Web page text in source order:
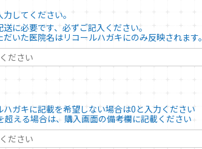
力してください。
に必要です、必ずご記入ください。
いた医院名はリコールハガキにのみ反映されます。
ガキに記載を希望しない場合は0と入力ください
える場合は、購入画面の備考欄に記載ください